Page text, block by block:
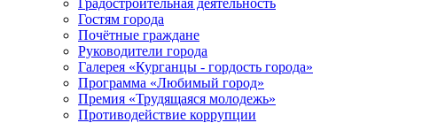
Градостроительная деятельность
Гостям города
Почётные граждане
Руководители города
Галерея «Курганцы - гордость города»
Программа «Любимый город»
Премия «Трудящаяся молодежь»
Противодействие коррупции